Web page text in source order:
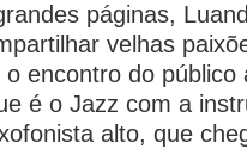
páginas,
velhas
encontro do público
é o Jazz com a
alto, que